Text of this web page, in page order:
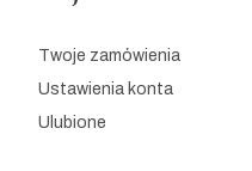
Twoje zamówienia
Ustawienia konta
Ulubione